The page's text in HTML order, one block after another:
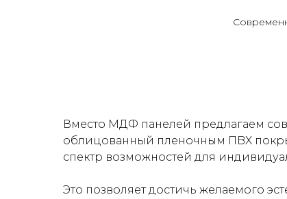
Вместо МДФ панелей предлагаем
облицованный пленoчным ПBX
спектр возможностей для
Это позволяет достичь желаемого